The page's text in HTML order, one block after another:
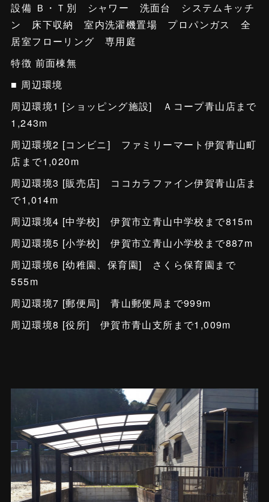
設備 Ｂ・Ｔ別 シャワー 洗面台 システムキッチ
ン 床下収納 室内洗濯機置場 プロパンガス 全
居室フローリング 専用庭
特徴 前面棟無
■ 周辺環境
周辺環境1 [ショッピング施設] Ａコープ青山店まで
1,243m
周辺環境2 [コンビニ] ファミリーマート伊賀青山町
店まで1,020m
周辺環境3 [販売店] ココカラファイン伊賀青山店ま
で1,014m
周辺環境4 [中学校] 伊賀市立青山中学校まで815m
周辺環境5 [小学校] 伊賀市立青山小学校まで887m
周辺環境6 [幼稚園、保育園] さくら保育園まで
555m
周辺環境7 [郵便局] 青山郵便局まで999m
周辺環境8 [役所] 伊賀市青山支所まで1,009m